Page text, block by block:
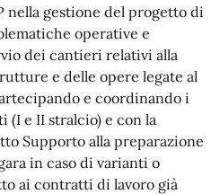
nella gestione del progetto di
operative e
dei cantieri relativi alla
e delle opere legate al
e coordinando i
(I e II stralcio) e con la
Supporto alla preparazione
in caso di varianti o
ai contratti di lavoro già